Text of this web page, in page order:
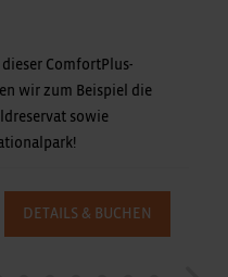
ComfortPlus-
wir zum Beispiel die
sowie
DETAILS & BUCHEN